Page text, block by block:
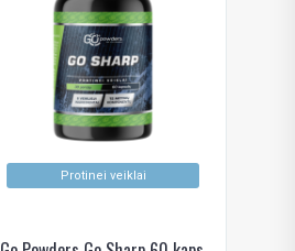
Protinei veiklai